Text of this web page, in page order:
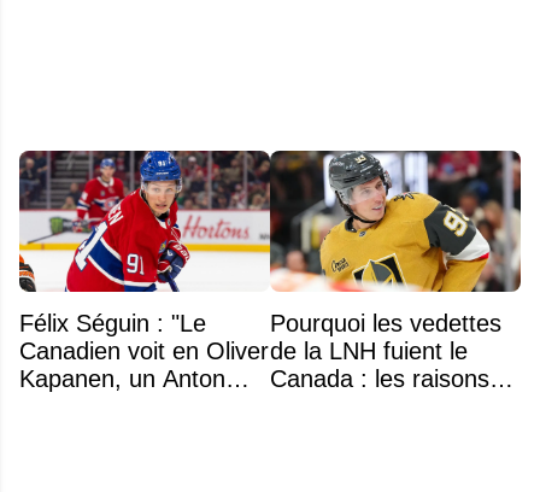
Félix Séguin : "Le
Canadien voit en Oliver
Kapanen, un Anton
Pourquoi les vedettes
de la LNH fuient le
Canada : les raisons